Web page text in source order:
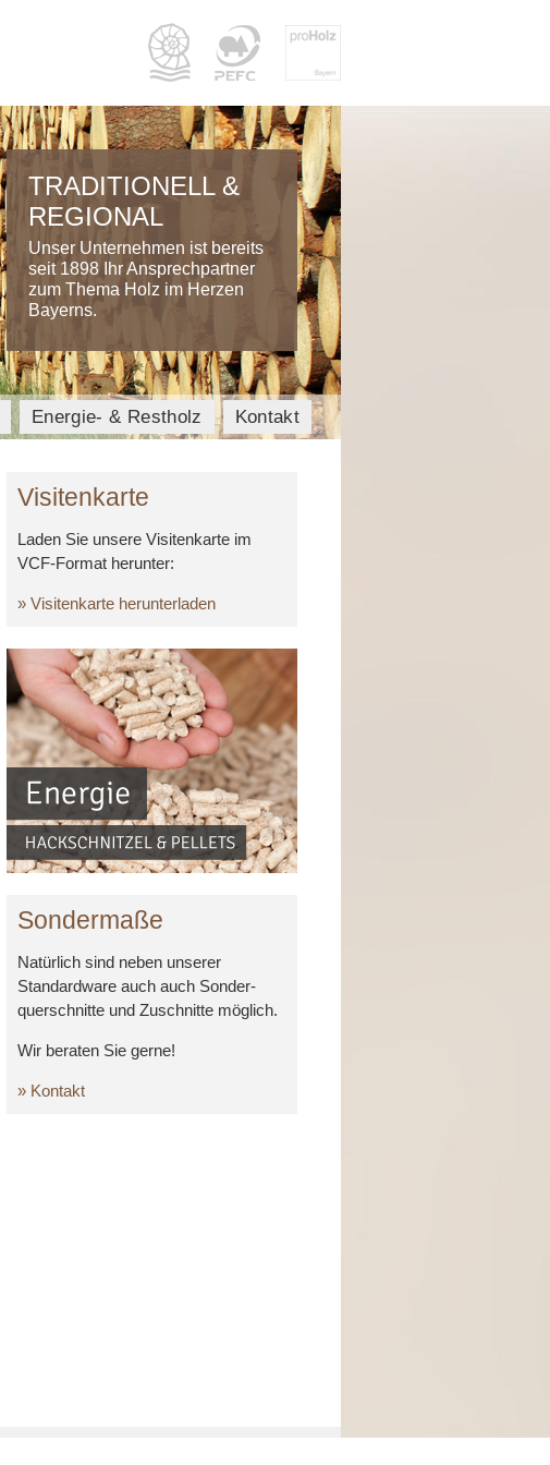
TRADITIONELL &
REGIONAL
Unser Unternehmen ist bereits
seit 1898 Ihr Ansprechpartner
zum Thema Holz im Herzen
Bayerns.
Energie- & Restholz Kontakt
Visitenkarte
Laden Sie unsere Visitenkarte im
VCF-Format herunter:
» Visitenkarte herunterladen
Sondermaße
Natürlich sind neben unserer
Standardware auch auch Sonder-
querschnitte und Zuschnitte möglich.
Wir beraten Sie gerne!
» Kontakt